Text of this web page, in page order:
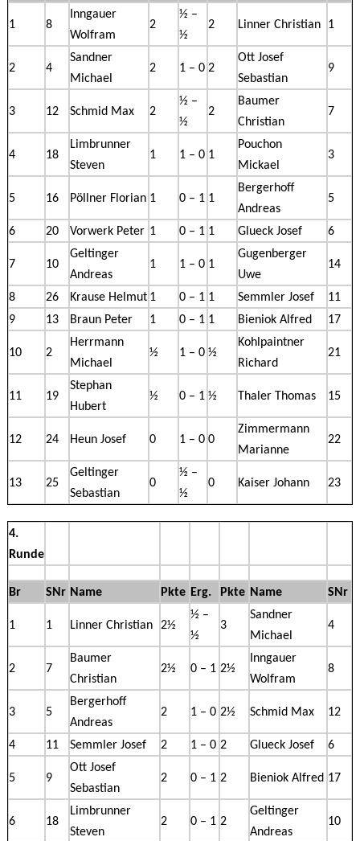
1 8
Inngauer
Wolfram
2
½ –
½
2 Linner Christian 1
2 4
Sandner
Michael
2 1 – 0 2
Ott Josef
Sebastian
9
3 12 Schmid Max 2
½ –
½
2
Baumer
Christian
7
4 18
Limbrunner
Steven
1 1 – 0 1
Pouchon
Mickael
3
5 16 Pöllner Florian 1 0 – 1 1
Bergerhoff
Andreas
5
6 20 Vorwerk Peter 1 0 – 1 1 Glueck Josef 6
7 10
Geltinger
Andreas
1 1 – 0 1
Gugenberger
Uwe
14
8 26 Krause Helmut 1 0 – 1 1 Semmler Josef
11
9
13 Braun Peter 1 0 – 1 1 Bieniok Alfred 17
10 2
Herrmann
Michael
½ 1 – 0 ½
Kohlpaintner
Richard
21
11 19
Stephan
Hubert
½ 0 – 1 ½ Thaler Thomas 15
12 24 Heun Josef 0 1 – 0 0
Zimmermann
Marianne
22
13 25
Geltinger
Sebastian
0
½ –
½
0 Kaiser Johann 23
4.
Runde
Br SNr Name Pkte Erg. Pkte Name SNr
1 1 Linner Christian 2½
½ –
½
3
Sandner
Michael
4
2 7
Baumer
Christian
2½ 0 – 1 2½
Inngauer
Wolfram
8
3 5
Bergerhoff
Andreas
2 1 – 0 2½ Schmid Max 12
4 11 Semmler Josef 2 1 – 0 2 Glueck Josef 6
5 9
Ott Josef
Sebastian
2 0 – 1 2 Bieniok Alfred 17
6 18
Limbrunner
Steven
2 0 – 1 2
Geltinger
Andreas
10